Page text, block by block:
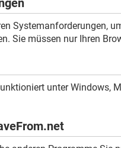
Systemanforderungen,
Sie müssen nur Ihren
unter Windows,